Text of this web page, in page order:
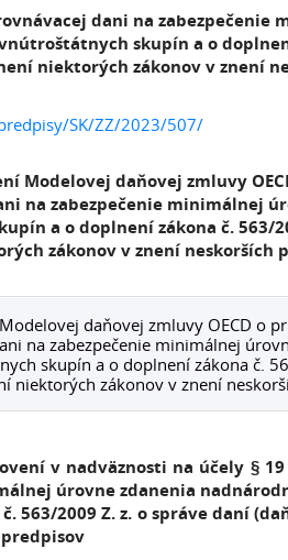
dani na
skupín a o
niektorých zákonov v znení
SK/ZZ/2023/507/
Modelovej daňovej zmluvy
na zabezpečenie minimálnej
a o doplnení zákona č. 563/
zákonov v znení neskorších
daňovej zmluvy OECD o
na zabezpečenie minimálnej
skupín a o doplnení zákona č.
niektorých zákonov v znení
vnadväznosti na účely §
úrovne zdanenia
563/2009 Z. z. o správe daní